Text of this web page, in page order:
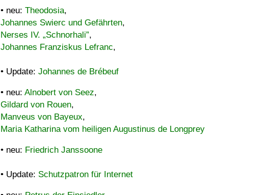
• neu: Theodosia,
Johannes Swierc und Gefährten,
Nerses IV. „Schnorhali”,
Johannes Franziskus Lefranc,
• Update: Johannes de Brébeuf
• neu: Alnobert von Seez,
Gildard von Rouen,
Manveus von Bayeux,
Maria Katharina vom heiligen Augustinus de Longprey
• neu: Friedrich Janssoone
• Update: Schutzpatron für Internet